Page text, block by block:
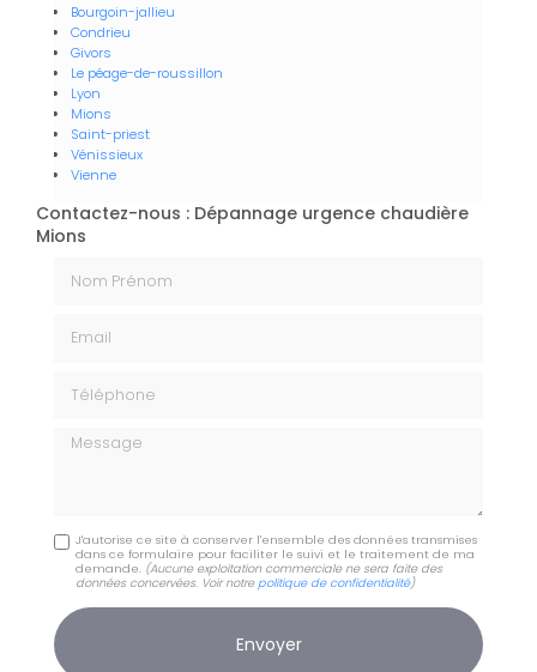
Bourgoin-jallieu
Condrieu
Givors
Le péage-de-roussillon
Lyon
Mions
Saint-priest
Vénissieux
Vienne
Contactez-nous : Dépannage urgence chaudière
Mions
Message
J'autorise ce site à conserver l'ensemble des données transmises
dans ce formulaire pour faciliter le suivi et le traitement de ma
demande. (Aucune exploitation commerciale ne sera faite des
données concervées. Voir notrepolitique de confidentialité)